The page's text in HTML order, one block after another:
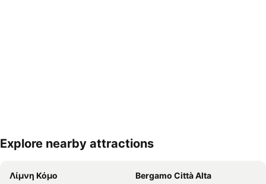
Ανάπτυξη χάρτη
Explore nearby attractions
Λίμνη Κόμο Bergamo Città Alta